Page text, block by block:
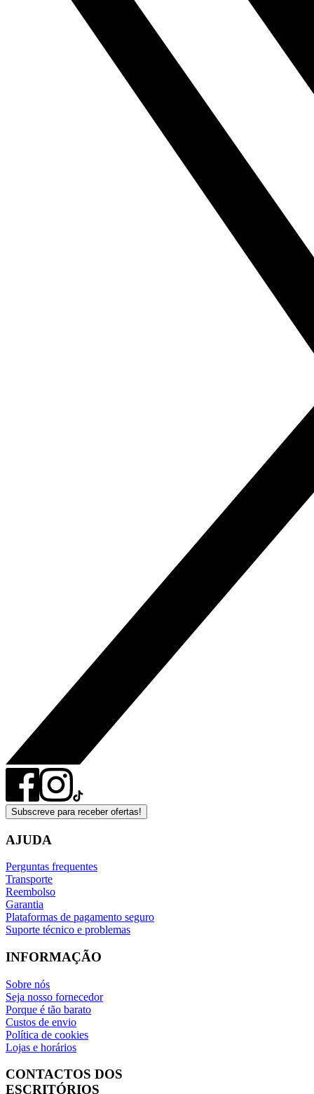
Subscreve para receber ofertas!
AJUDA
Perguntas frequentes
Transporte
Reembolso
Garantia
Plataformas de pagamento seguro
Suporte técnico e problemas
INFORMAÇÃO
Sobre nós
Seja nosso fornecedor
Porque é tão barato
Custos de envio
Política de cookies
Lojas e horários
CONTACTOS DOS
ESCRITÓRIOS